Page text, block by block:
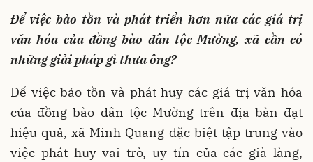
Để việc bảo tồn và phát triển hơn nữa các giá trị
văn hóa của đồng bào dân tộc Mường, xã cần có
những giải pháp gì thưa ông?
Để việc bảo tồn và phát huy các giá trị văn hóa
của đồng bào dân tộc Mường trên địa bàn đạt
hiệu quả, xã Minh Quang đặc biệt tập trung vào
việc phát huy vai trò, uy tín của các già làng,